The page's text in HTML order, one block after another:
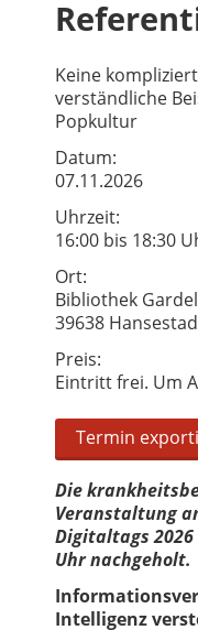
Keine
verständliche
Popkultur
Datum:
07.11.2026
Uhrzeit:
16:00 bis 18:30
Ort:
Bibliothek
39638
Preis:
Eintritt frei. Um
Termin
Die
Veranstaltung
Digitaltags 2026
Uhr nachgeholt.
Intelligenz